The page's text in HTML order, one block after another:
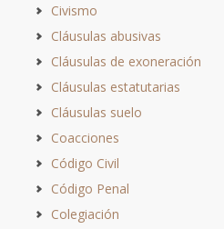
Civismo
Cláusulas abusivas
Cláusulas de exoneración
Cláusulas estatutarias
Cláusulas suelo
Coacciones
Código Civil
Código Penal
Colegiación